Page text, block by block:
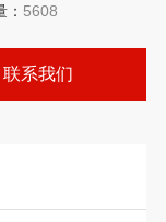
5608
联系我们